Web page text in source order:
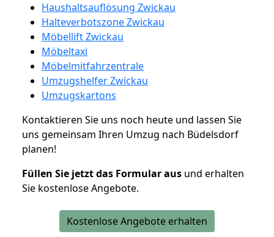
Haushaltsauflösung Zwickau
Halteverbotszone Zwickau
Möbellift Zwickau
Möbeltaxi
Möbelmitfahrzentrale
Umzugshelfer Zwickau
Umzugskartons
Kontaktieren Sie uns noch heute und lassen Sie
uns gemeinsam Ihren Umzug nach Büdelsdorf
planen!
Füllen Sie jetzt das Formular aus und erhalten
Sie kostenlose Angebote.
Kostenlose Angebote erhalten